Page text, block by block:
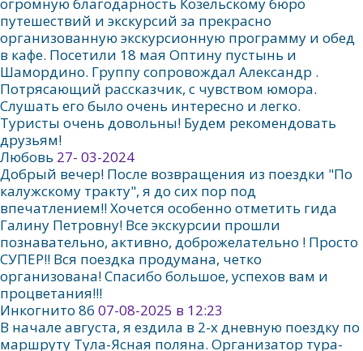
путешествий и экскурсий за прекрасно
организованную экскурсионную программу и обед
в кафе. Посетили 18 мая Оптину пустынь и
Шамордино. Группу сопровождал Александр .
Потрясающий рассказчик, с чувством юмора.
Слушать его было очень интересно и легко.
Туристы очень довольны! Будем рекомендовать
друзьям!
Любовь 27- 03-2024
Добрый вечер! После возвращения из поездки "По
калужскому тракту", я до сих пор под
впечатлением!! Хочется особенно отметить гида
Галину Петровну! Все экскурсии прошли
познавательно, активно, доброжелательно ! Просто
СУПЕР!! Вся поездка продумана, четко
организована! Спасибо большое, успехов вам и
процветания!!!
Инкогнито 86 07-08-2025 в 12:23
В начале августа, я ездила в 2-х дневную поездку по
маршруту Тула-Ясная поляна. Организатор тура-